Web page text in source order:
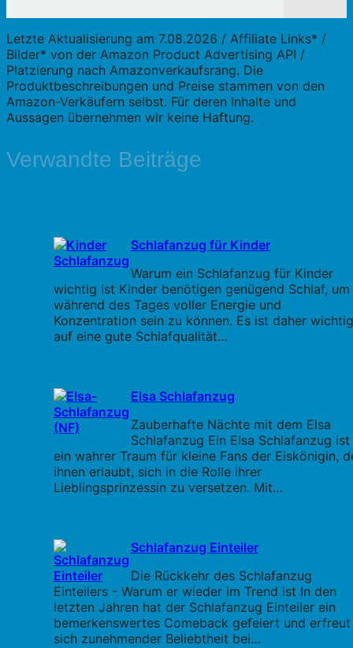
Letzte Aktualisierung am 7.08.2026 / Affiliate Links* /
Bilder* von der Amazon Product Advertising API /
Platzierung nach Amazonverkaufsrang. Die
Produktbeschreibungen und Preise stammen von den
Amazon-Verkäufern selbst. Für deren Inhalte und
Aussagen übernehmen wir keine Haftung.
Verwandte Beiträge
Schlafanzug für Kinder
Warum ein Schlafanzug für Kinder
wichtig ist Kinder benötigen genügend Schlaf, um
während des Tages voller Energie und
Konzentration sein zu können. Es ist daher
auf eine gute Schlafqualität…
Elsa Schlafanzug
Zauberhafte Nächte mit dem Elsa
Schlafanzug Ein Elsa Schlafanzug ist
ein wahrer Traum für kleine Fans der Eiskönigin,
ihnen erlaubt, sich in die Rolle ihrer
Lieblingsprinzessin zu versetzen. Mit…
Schlafanzug Einteiler
Die Rückkehr des Schlafanzug
Einteilers - Warum er wieder im Trend ist In den
letzten Jahren hat der Schlafanzug Einteiler ein
bemerkenswertes Comeback gefeiert und erfreut
sich zunehmender Beliebtheit bei…